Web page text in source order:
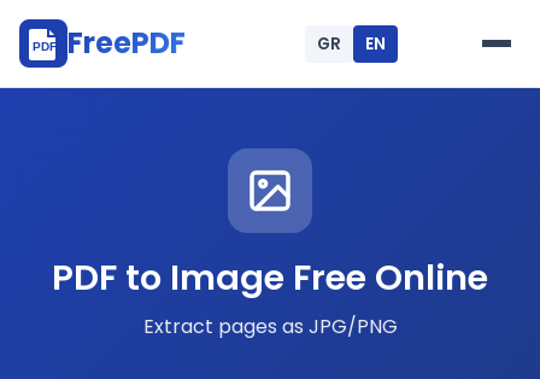
PDF FreePDF GR EN
PDF to Image Free Online
Extract pages as JPG/PNG